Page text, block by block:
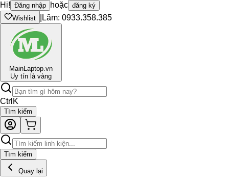
Hi! Đăng nhập hoặc đăng ký
Wishlist
Lâm: 0933.358.385
MainLaptop.vn
Uy tín là vàng
Ctrl K
Tìm kiếm
Tìm kiếm
Quay lại